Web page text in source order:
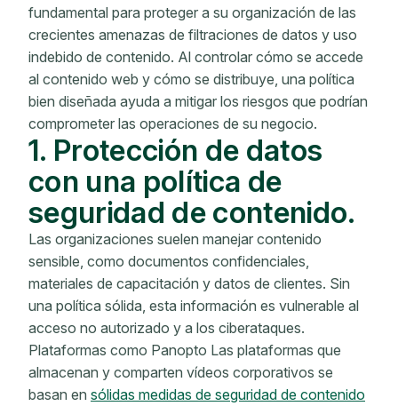
fundamental para proteger a su organización de las
crecientes amenazas de filtraciones de datos y uso
indebido de contenido. Al controlar cómo se accede
al contenido web y cómo se distribuye, una política
bien diseñada ayuda a mitigar los riesgos que podrían
comprometer las operaciones de su negocio.
1. Protección de datos
con una política de
seguridad de contenido.
Las organizaciones suelen manejar contenido
sensible, como documentos confidenciales,
materiales de capacitación y datos de clientes. Sin
una política sólida, esta información es vulnerable al
acceso no autorizado y a los ciberataques.
Plataformas como Panopto Las plataformas que
almacenan y comparten vídeos corporativos se
basan en sólidas medidas de seguridad de contenido